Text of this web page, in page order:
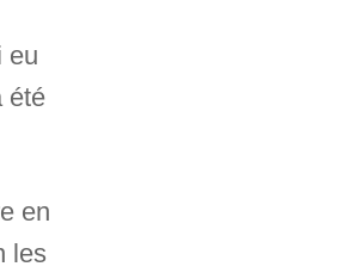
eu
été
en
les